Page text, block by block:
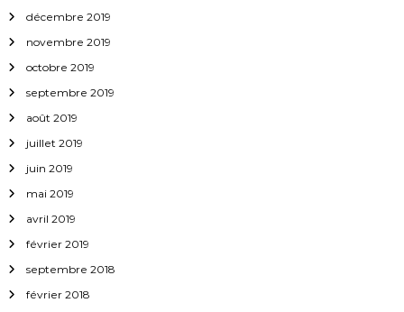
décembre 2019
novembre 2019
octobre 2019
septembre 2019
août 2019
juillet 2019
juin 2019
mai 2019
avril 2019
février 2019
septembre 2018
février 2018